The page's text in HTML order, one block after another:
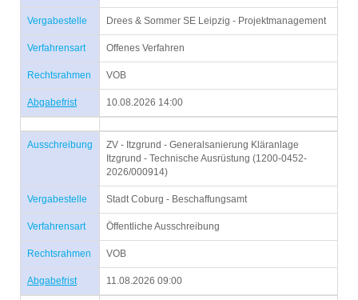
Vergabestelle Drees & Sommer SE Leipzig - Projektmanagement
Verfahrensart Offenes Verfahren
Rechtsrahmen VOB
Abgabefrist 10.08.2026 14:00
Ausschreibung
ZV - Itzgrund - Generalsanierung Kläranlage
Itzgrund - Technische Ausrüstung (1200-0452-
2026/000914)
Vergabestelle Stadt Coburg - Beschaffungsamt
Verfahrensart Öffentliche Ausschreibung
Rechtsrahmen VOB
Abgabefrist 11.08.2026 09:00